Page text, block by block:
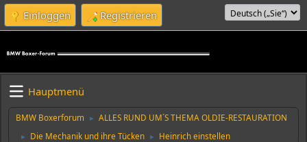
Einloggen Registrieren
Hauptmenü
BMW Boxerforum ► ALLES RUND UM´S THEMA OLDIE-RESTAURATION
► Die Mechanik und ihre Tücken ► Heinrich einstellen